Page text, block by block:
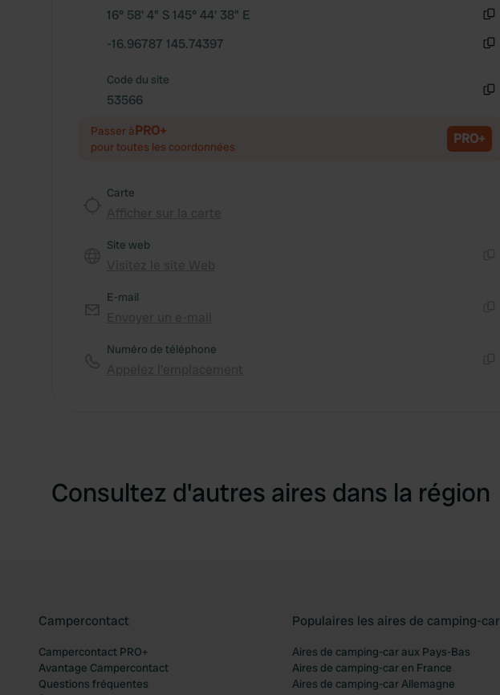
16° 58' 4" S 145° 44' 38" E
-16.96787 145.74397
Code du site
53566
Passer àPRO+
pour toutes les coordonnées PRO+
Carte
Site web
E-mail
Numéro de téléphone
Consultez d'autres aires dans la région
Campercontact
Campercontact PRO+
Avantage Campercontact
Questions fréquentes
Populaires les aires de camping-car
Aires de camping-car aux Pays-Bas
Aires de camping-car en France
Aires de camping-car Allemagne